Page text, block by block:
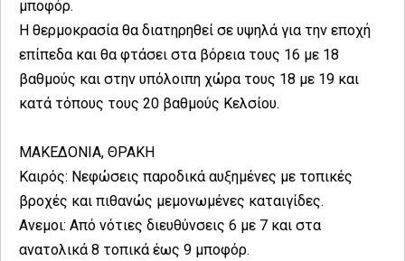
μποφόρ.
Η θερμοκρασία θα διατηρηθεί σε υψηλά για την εποχή
επίπεδα και θα φτάσει στα βόρεια τους 16 με 18
βαθμούς και στην υπόλοιπη χώρα τους 18 με 19 και
κατά τόπους τους 20 βαθμούς Κελσίου.
ΜΑΚΕΔΟΝΙΑ, ΘΡΑΚΗ
Καιρός: Νεφώσεις παροδικά αυξημένες με τοπικές
βροχές και πιθανώς μεμονωμένες καταιγίδες.
Ανεμοι: Από νότιες διευθύνσεις 6 με 7 και στα
ανατολικά 8 τοπικά έως 9 μποφόρ.